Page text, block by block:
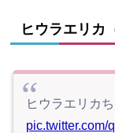
ヒウラエリカ
ヒウラエリカ
pic.twitter.com/